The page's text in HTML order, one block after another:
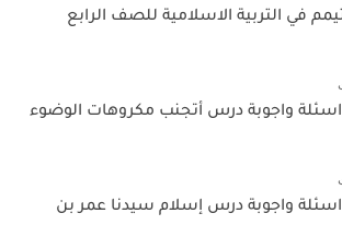
في التربية الاسلامية للصف الرابع
اسئلة واجوبة درس أتجنب مكروهات الوضوء
اسئلة واجوبة درس إسلام سيدنا عمر بن